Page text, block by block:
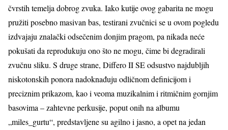
čvrstih temelja dobrog zvuka. Iako kutije ovog gabarita ne mogu
pružiti posebno masivan bas, testirani zvučnici se u ovom pogledu
izdvajaju znalački odsečenim donjim pragom, pa nikada neće
pokušati da reprodukuju ono što ne mogu, čime bi degradirali
zvučnu sliku. S druge strane, Differo II SE odsustvo najdubljih
niskotonskih ponora nadoknađuju odličnom definicijom i
preciznim prikazom, kao i veoma muzikalnim i ritmičnim gornjim
basovima – zahtevne perkusije, poput onih na albumu
„miles_gurtu“, predstavljene su agilno i jasno, a opet na jedan